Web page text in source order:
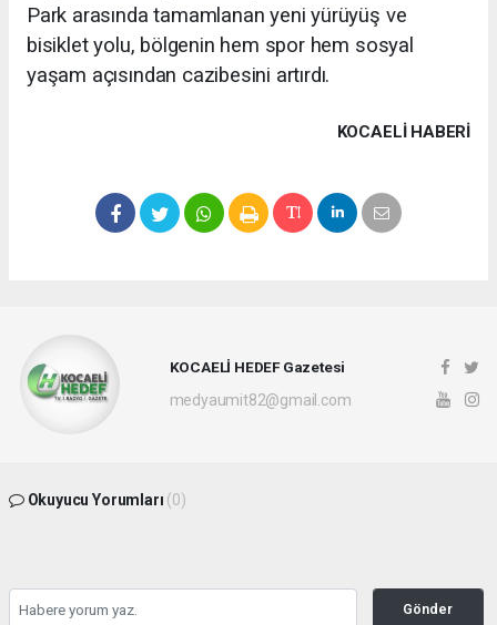
Park arasında tamamlanan yeni yürüyüş ve
bisiklet yolu, bölgenin hem spor hem sosyal
yaşam açısından cazibesini artırdı.
KOCAELI HABERİ
KOCAELİ HEDEF Gazetesi
medyaumit82@gmail.com
Okuyucu Yorumları (0)
Gönder